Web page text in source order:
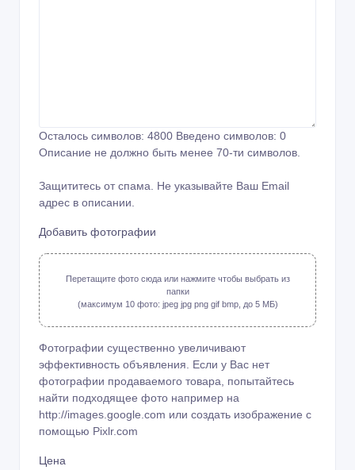
Осталось символов: 4800 Введено символов: 0
Описание не должно быть менее 70-ти символов.
Защититесь от спама. Не указывайте Ваш Email
адрес в описании.
Добавить фотографии
Перетащите фото сюда или нажмите чтобы выбрать из
папки
(максимум 10 фото: jpeg jpg png gif bmp, до 5 МБ)
Фотографии существенно увеличивают
эффективность объявления. Если у Вас нет
фотографии продаваемого товара, попытайтесь
найти подходящее фото например на
http://images.google.com или создать изображение с
помощью Pixlr.com
Цена